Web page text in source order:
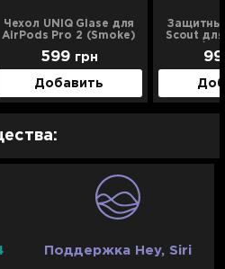
Чехол UNIQ Glase для
AirPods Pro 2 (Smoke)
599 грн
Добавить
Scout
Поддержка Hey, Siri